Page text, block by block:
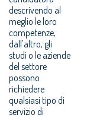
descrivendo al
meglio le loro
competenze,
dall'altro, gli
studi o le aziende
del settore
possono
richiedere
qualsiasi tipo di
servizio di